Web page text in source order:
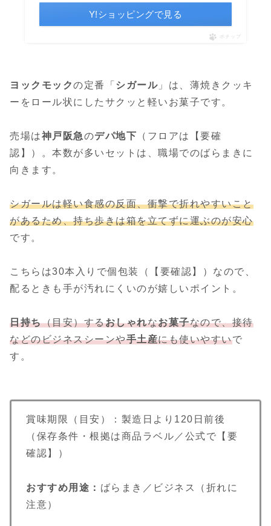
Y!ショッピングで見る
ポチップ
ヨックモックの定番「 シガール 」は、薄焼きクッキ
ーをロール状にしたサクッと軽いお菓子です。
売場は神戸阪急のデパ地下
（フロアは【要確
認】）。本数が多いセットは、職場でのばらまきに
向きます。
シガールは軽い食感の反面、衝撃で折れやすいこと
があるため、持ち歩きは箱を立てずに運ぶのが安心
です。
こちらは30本入りで個包装（【要確認】）なので、
配るときも手が汚れにくいのが嬉しいポイント。
日持ち（目安）するおしゃれなお菓子なので、接待
などのビジネスシーンや手土産にも使いやすいで
す。
賞味期限（目安）：製造日より120日前後
（保存条件・根拠は商品ラベル／公式で【要
確認】）
おすすめ用途： ばらまき／ビジネス（折れに
注意）